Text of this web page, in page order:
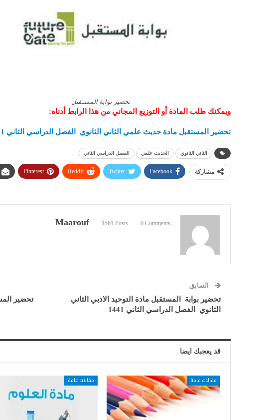
تحضير بوابة المستقبل
ويمكنك طلب المادة أو التوزيع المجاني من هذا الرابط أدناه:
تحضير المستقبل مادة حديث علمي الثاني الثانوي الفصل الدراسي الثاني 1441
الثاني الثانوي الحديث علمي الفصل الدراسي الثاني
مشاركة Facebook
Twitter
ReddIt
Pinterest
Maarouf 1561 Posts 0 Comments
السابق
تحضير بوابة المستقبل مادة التوحيد الادبي الثاني
الثانوي الفصل الدراسي الثاني 1441
تحضير
قد يعجبك ايضا
مقالات عامة مقالات عامة